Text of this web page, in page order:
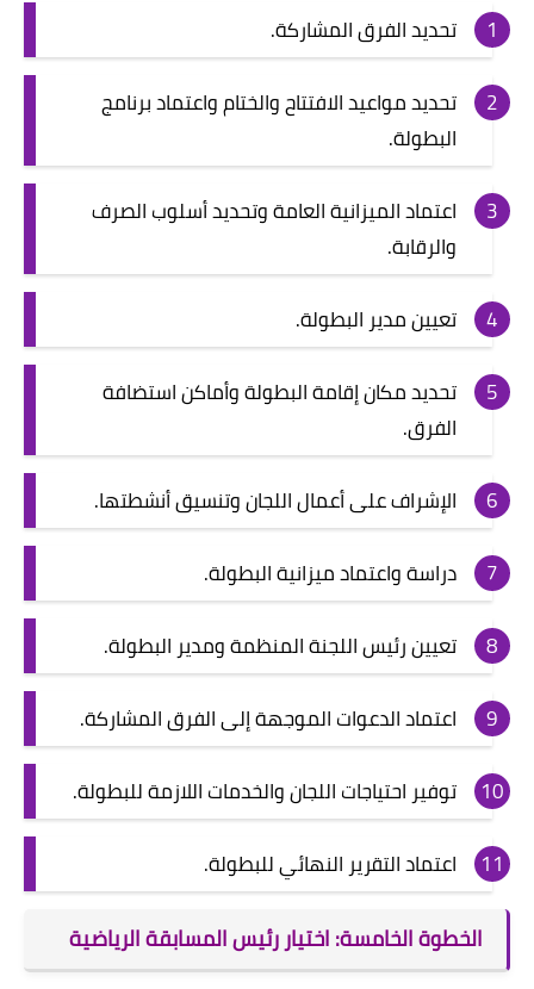
تحديد الفرق المشاركة.
تحديد مواعيد الافتتاح والختام واعتماد برنامج
البطولة.
اعتماد الميزانية العامة وتحديد أسلوب الصرف
والرقابة.
تعيين مدير البطولة.
تحديد مكان إقامة البطولة وأماكن استضافة
الفرق.
الإشراف على أعمال اللجان وتنسيق أنشطتها.
دراسة واعتماد ميزانية البطولة.
تعيين رئيس اللجنة المنظمة ومدير البطولة.
اعتماد الدعوات الموجهة إلى الفرق المشاركة.
توفير احتياجات اللجان والخدمات اللازمة للبطولة.
اعتماد التقرير النهائي للبطولة.
الخطوة الخامسة: اختيار رئيس المسابقة الرياضية